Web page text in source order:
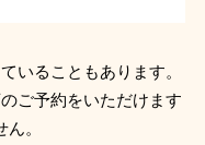
いることもあります。
ご予約をいただけます
。